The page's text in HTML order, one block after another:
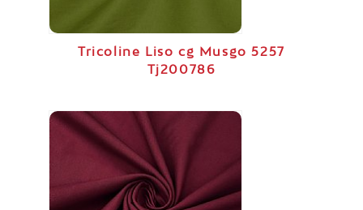
Tricoline Liso cg Musgo 5257
Tj200786